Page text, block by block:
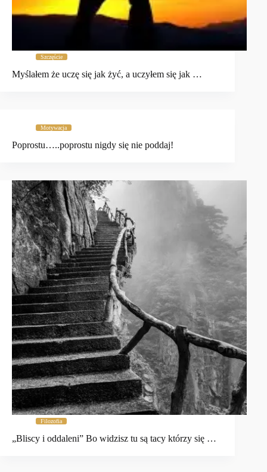
Szczęście
Myślałem że uczę się jak żyć, a uczyłem się jak …
Motywacja
Poprostu…..poprostu nigdy się nie poddaj!
Filozofia
„Bliscy i oddaleni” Bo widzisz tu są tacy którzy się …